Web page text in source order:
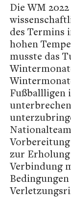
Die WM
des Termins
hohen
musste das
Fußballligen
zur
Verbindung